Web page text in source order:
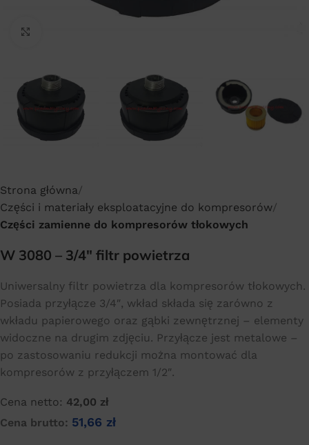
Strona główna
Części i materiały eksploatacyjne do kompresorów
Części zamienne do kompresorów tłokowych
W 3080 – 3/4″ filtr powietrza
Uniwersalny filtr powietrza dla kompresorów tłokowych.
Posiada przyłącze 3/4″, wkład składa się zarówno z
wkładu papierowego oraz gąbki zewnętrznej – elementy
widoczne na drugim zdjęciu. Przyłącze jest metalowe –
po zastosowaniu redukcji można montować dla
kompresorów z przyłączem 1/2″.
Cena netto: 42,00 zł
Cena brutto: 51,66 zł